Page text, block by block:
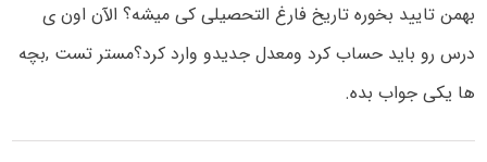
بهمن تایید بخوره تاریخ فارغ التحصیلی کی میشه؟ الآن اون ی
درس رو باید حساب کرد ومعدل جدیدو وارد کرد؟مستر تست ,بچه
ها یکی جواب بده.